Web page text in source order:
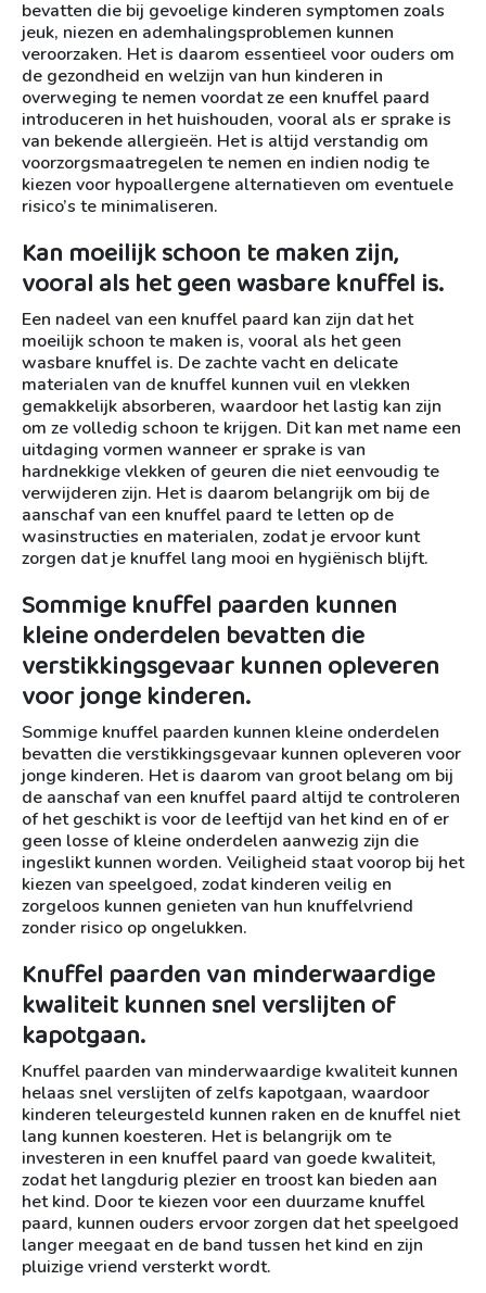
bevatten die bij gevoelige kinderen symptomen zoals
jeuk, niezen en ademhalingsproblemen kunnen
veroorzaken. Het is daarom essentieel voor ouders om
de gezondheid en welzijn van hun kinderen in
overweging te nemen voordat ze een knuffel paard
introduceren in het huishouden, vooral als er sprake is
van bekende allergieën. Het is altijd verstandig om
voorzorgsmaatregelen te nemen en indien nodig te
kiezen voor hypoallergene alternatieven om eventuele
risico’s te minimaliseren.
Kan moeilijk schoon te maken zijn,
vooral als het geen wasbare knuffel is.
Een nadeel van een knuffel paard kan zijn dat het
moeilijk schoon te maken is, vooral als het geen
wasbare knuffel is. De zachte vacht en delicate
materialen van de knuffel kunnen vuil en vlekken
gemakkelijk absorberen, waardoor het lastig kan zijn
om ze volledig schoon te krijgen. Dit kan met name een
uitdaging vormen wanneer er sprake is van
hardnekkige vlekken of geuren die niet eenvoudig te
verwijderen zijn. Het is daarom belangrijk om bij de
aanschaf van een knuffel paard te letten op de
wasinstructies en materialen, zodat je ervoor kunt
zorgen dat je knuffel lang mooi en hygiënisch blijft.
Sommige knuffel paarden kunnen
kleine onderdelen bevatten die
verstikkingsgevaar kunnen opleveren
voor jonge kinderen.
Sommige knuffel paarden kunnen kleine onderdelen
bevatten die verstikkingsgevaar kunnen opleveren voor
jonge kinderen. Het is daarom van groot belang om bij
de aanschaf van een knuffel paard altijd te controleren
of het geschikt is voor de leeftijd van het kind en of er
geen losse of kleine onderdelen aanwezig zijn die
ingeslikt kunnen worden. Veiligheid staat voorop bij het
kiezen van speelgoed, zodat kinderen veilig en
zorgeloos kunnen genieten van hun knuffelvriend
zonder risico op ongelukken.
Knuffel paarden van minderwaardige
kwaliteit kunnen snel verslijten of
kapotgaan.
Knuffel paarden van minderwaardige kwaliteit kunnen
helaas snel verslijten of zelfs kapotgaan, waardoor
kinderen teleurgesteld kunnen raken en de knuffel niet
lang kunnen koesteren. Het is belangrijk om te
investeren in een knuffel paard van goede kwaliteit,
zodat het langdurig plezier en troost kan bieden aan
het kind. Door te kiezen voor een duurzame knuffel
paard, kunnen ouders ervoor zorgen dat het speelgoed
langer meegaat en de band tussen het kind en zijn
pluizige vriend versterkt wordt.